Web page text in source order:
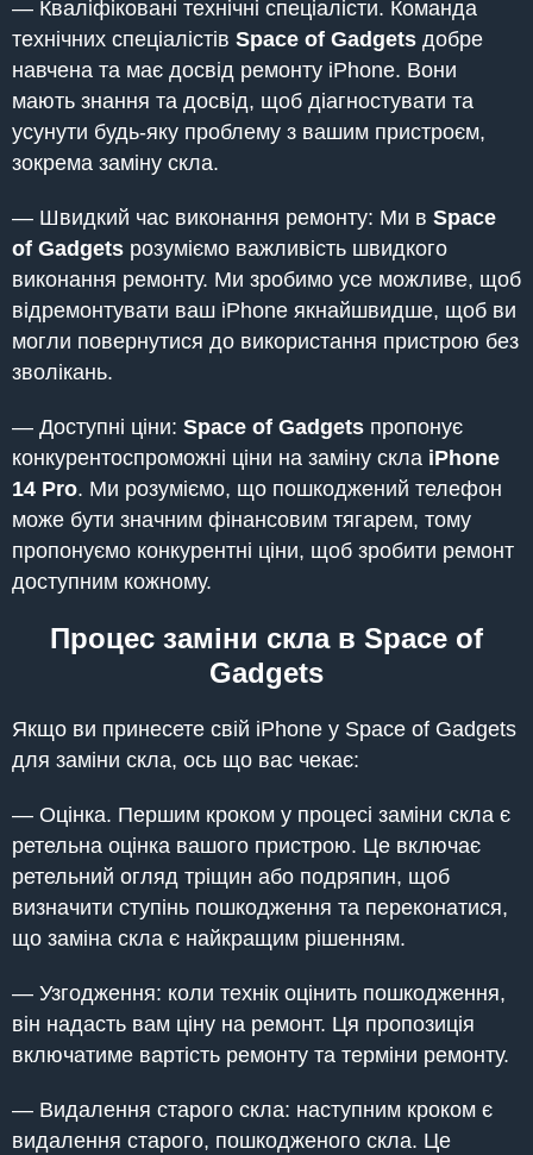
— Кваліфіковані технічні спеціалісти. Команда
технічних спеціалістів Space of Gadgets добре
навчена та має досвід ремонту iPhone. Вони
мають знання та досвід, щоб діагностувати та
усунути будь-яку проблему з вашим пристроєм,
зокрема заміну скла.
— Швидкий час виконання ремонту: Ми в Space
of Gadgets розуміємо важливість швидкого
виконання ремонту. Ми зробимо усе можливе, щоб
відремонтувати ваш iPhone якнайшвидше, щоб ви
могли повернутися до використання пристрою без
зволікань.
— Доступні ціни: Space of Gadgets пропонує
конкурентоспроможні ціни на заміну скла iPhone
14 Pro. Ми розуміємо, що пошкоджений телефон
може бути значним фінансовим тягарем, тому
пропонуємо конкурентні ціни, щоб зробити ремонт
доступним кожному.
Процес заміни скла в Space of
Gadgets
Якщо ви принесете свій iPhone у Space of Gadgets
для заміни скла, ось що вас чекає:
— Оцінка. Першим кроком у процесі заміни скла є
ретельна оцінка вашого пристрою. Це включає
ретельний огляд тріщин або подряпин, щоб
визначити ступінь пошкодження та переконатися,
що заміна скла є найкращим рішенням.
— Узгодження: коли технік оцінить пошкодження,
він надасть вам ціну на ремонт. Ця пропозиція
включатиме вартість ремонту та терміни ремонту.
— Видалення старого скла: наступним кроком є
видалення старого, пошкодженого скла. Це